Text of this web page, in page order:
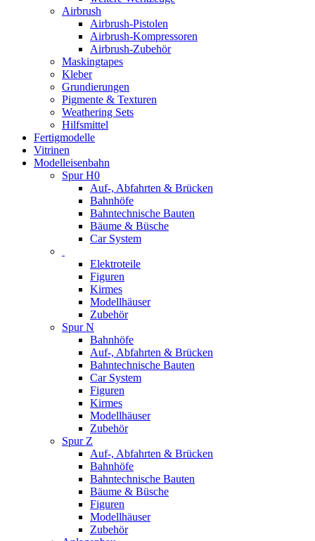
Airbrush
Airbrush-Pistolen
Airbrush-Kompressoren
Airbrush-Zubehör
Maskingtapes
Kleber
Grundierungen
Pigmente & Texturen
Weathering Sets
Hilfsmittel
Fertigmodelle
Vitrinen
Modelleisenbahn
Spur H0
Auf-, Abfahrten & Brücken
Bahnhöfe
Bahntechnische Bauten
Bäume & Büsche
Car System
Elektroteile
Figuren
Kirmes
Modellhäuser
Zubehör
Spur N
Bahnhöfe
Auf-, Abfahrten & Brücken
Bahntechnische Bauten
Car System
Figuren
Kirmes
Modellhäuser
Zubehör
Spur Z
Auf-, Abfahrten & Brücken
Bahnhöfe
Bahntechnische Bauten
Bäume & Büsche
Figuren
Modellhäuser
Zubehör